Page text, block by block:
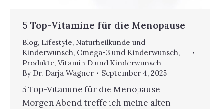
5 Top-Vitamine für die Menopause
Blog, Lifestyle, Naturheilkunde und
Kinderwunsch, Omega-3 und Kinderwunsch,
Produkte, Vitamin D und Kinderwunsch
By Dr. Darja Wagner September 4, 2025
5 Top-Vitamine für die Menopause
Morgen Abend treffe ich meine alten